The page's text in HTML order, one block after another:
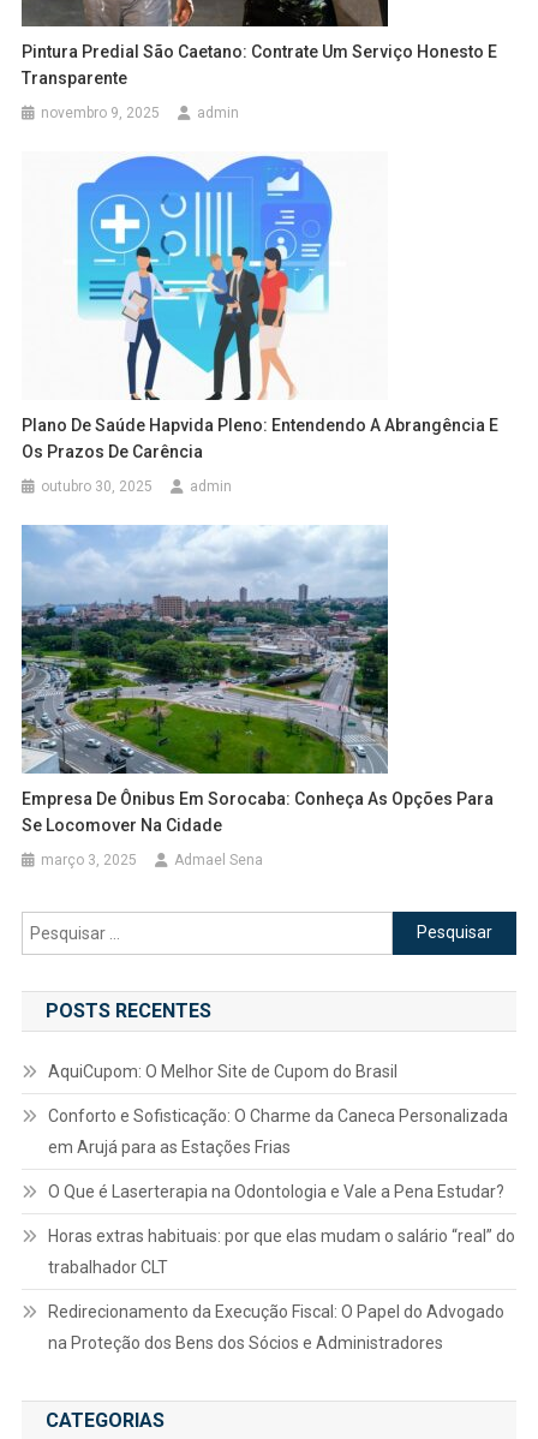
Pintura Predial São Caetano: Contrate Um Serviço Honesto E
Transparente
novembro 9, 2025 admin
Plano De Saúde Hapvida Pleno: Entendendo A Abrangência E
Os Prazos De Carência
outubro 30, 2025 admin
Empresa De Ônibus Em Sorocaba: Conheça As Opções Para
Se Locomover Na Cidade
março 3, 2025 Admael Sena
Pesquisar
por:
POSTS RECENTES
AquiCupom: O Melhor Site de Cupom do Brasil
Conforto e Sofisticação: O Charme da Caneca Personalizada
em Arujá para as Estações Frias
O Que é Laserterapia na Odontologia e Vale a Pena Estudar?
Horas extras habituais: por que elas mudam o salário “real” do
trabalhador CLT
Redirecionamento da Execução Fiscal: O Papel do Advogado
na Proteção dos Bens dos Sócios e Administradores
CATEGORIAS